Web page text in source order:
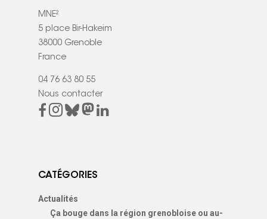
MNE²
5 place Bir-Hakeim
38000 Grenoble
France
04 76 63 80 55
Nous contacter
CATÉGORIES
Actualités
Ça bouge dans la région grenobloise ou au-